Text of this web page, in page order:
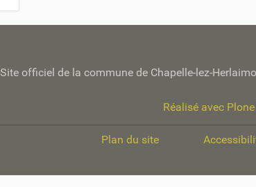
Site officiel de la commune de Chapelle-lez-
Réalisé avec
Plan du site